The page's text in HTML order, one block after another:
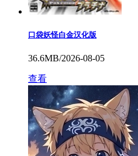
口袋妖怪白金汉化版
36.6MB/2026-08-05
查看